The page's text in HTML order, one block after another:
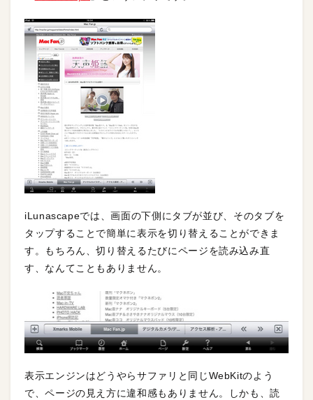
iLunascapeでは、画面の下側にタブが並び、そのタブを
タップすることで簡単に表示を切り替えることができま
す。もちろん、切り替えるたびにページを読み込み直
す、なんてこともありません。
表示エンジンはどうやらサファリと同じWebKitのよう
で、ページの見え方に違和感もありません。しかも、読